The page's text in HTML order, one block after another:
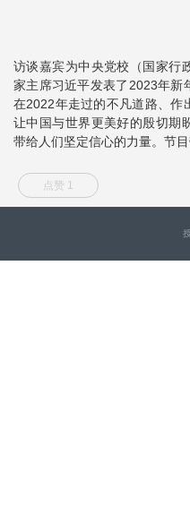
访谈嘉宾为中央党校（国家行
家主席习近平发表了2023年新
在2022年走过的不凡道路、作
让中国与世界更美好的殷切期
带给人们坚定信心的力量。节
点赞 1